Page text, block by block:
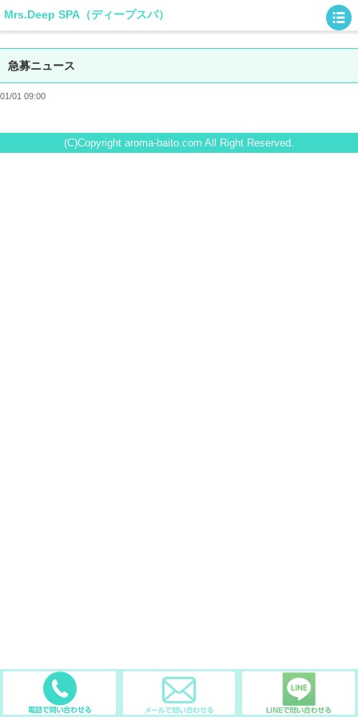
Mrs.Deep SPA（ディープスパ）
急募ニュース
01/01 09:00
(C)Copyright aroma-baito.com All Right Reserved.